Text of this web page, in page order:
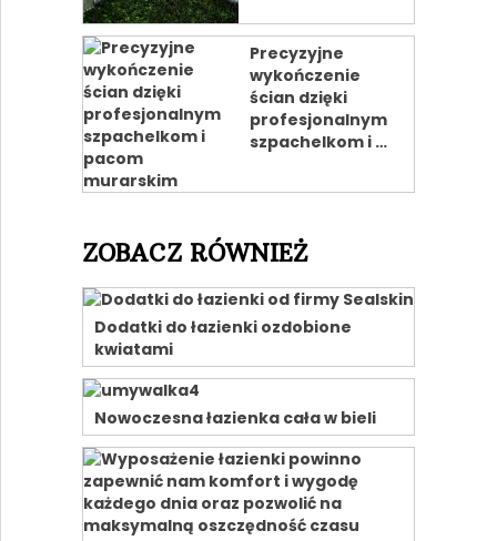
Precyzyjne
wykończenie
ścian dzięki
profesjonalnym
szpachelkom i …
ZOBACZ RÓWNIEŻ
Dodatki do łazienki ozdobione
kwiatami
Nowoczesna łazienka cała w bieli